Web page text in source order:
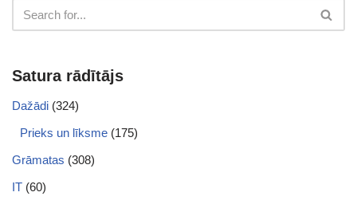
Satura rādītājs
Dažādi (324)
Prieks un līksme (175)
Grāmatas (308)
IT (60)